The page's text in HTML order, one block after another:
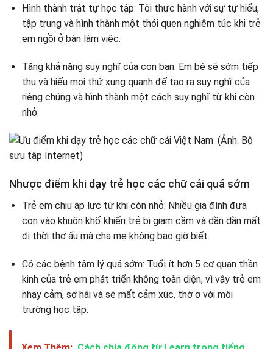
Hình thành trật tự học tập: Tôi thực hành với sự tự hiểu,
tập trung và hình thành một thói quen nghiêm túc khi trẻ
em ngồi ở bàn làm việc.
Tăng khả năng suy nghĩ của con bạn: Em bé sẽ sớm tiếp
thu và hiểu mọi thứ xung quanh để tạo ra suy nghĩ của
riêng chúng và hình thành một cách suy nghĩ từ khi còn
nhỏ.
Nhược điểm khi dạy trẻ học các chữ cái quá sớm
Trẻ em chịu áp lực từ khi còn nhỏ: Nhiều gia đình đưa
con vào khuôn khổ khiến trẻ bị giam cầm và dần dần mất
đi thời thơ ấu mà cha mẹ không bao giờ biết.
Có các bệnh tâm lý quá sớm: Tuổi ít hơn 5 cơ quan thần
kinh của trẻ em phát triển không toàn diện, vì vậy trẻ em
nhạy cảm, sợ hãi và sẽ mất cảm xúc, thờ ơ với môi
trường học tập.